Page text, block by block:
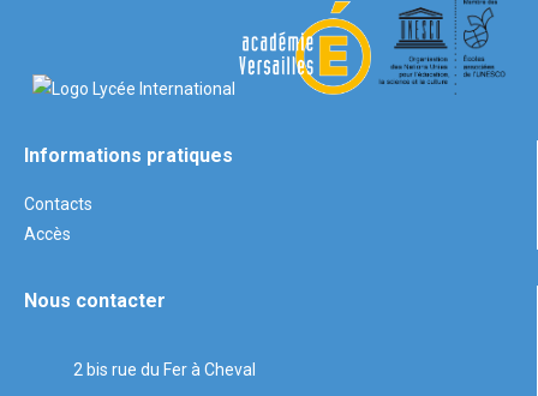
Informations pratiques
Contacts
Accès
Nous contacter
2 bis rue du Fer à Cheval